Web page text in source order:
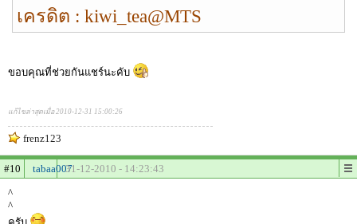
เครดิต : kiwi_tea@MTS
ขอบคุณที่ช่วยกันแชร์นะคับ
แก้ไขล่าสุดเมื่อ 2010-12-31 15:00:26
frenz123
#10 tabaa00731-12-2010 - 14:23:43
^
^